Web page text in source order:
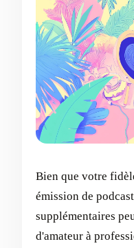
Bien que votre
émission de
supplémentaires
d'amateur à